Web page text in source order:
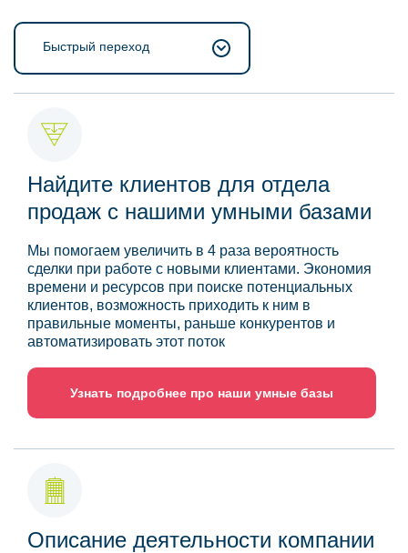
Быстрый переход
Найдите клиентов для отдела
продаж с нашими умными базами
Мы помогаем увеличить в 4 раза вероятность
сделки при работе с новыми клиентами. Экономия
времени и ресурсов при поиске потенциальных
клиентов, возможность приходить к ним в
правильные моменты, раньше конкурентов и
автоматизировать этот поток
Узнать подробнее про наши умные базы
Описание деятельности компании